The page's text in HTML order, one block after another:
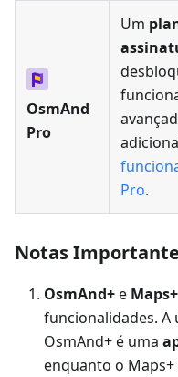
OsmAnd
Pro
Um
Pro.
Notas
OsmAnd+e Maps+
funcionalidades. A
OsmAnd+ é uma
enquanto o Maps+